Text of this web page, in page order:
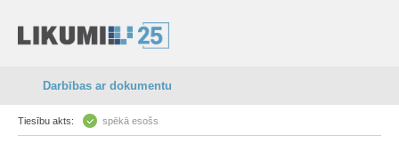
Darbības ar dokumentu
Tiesību akts: spēkā esošs